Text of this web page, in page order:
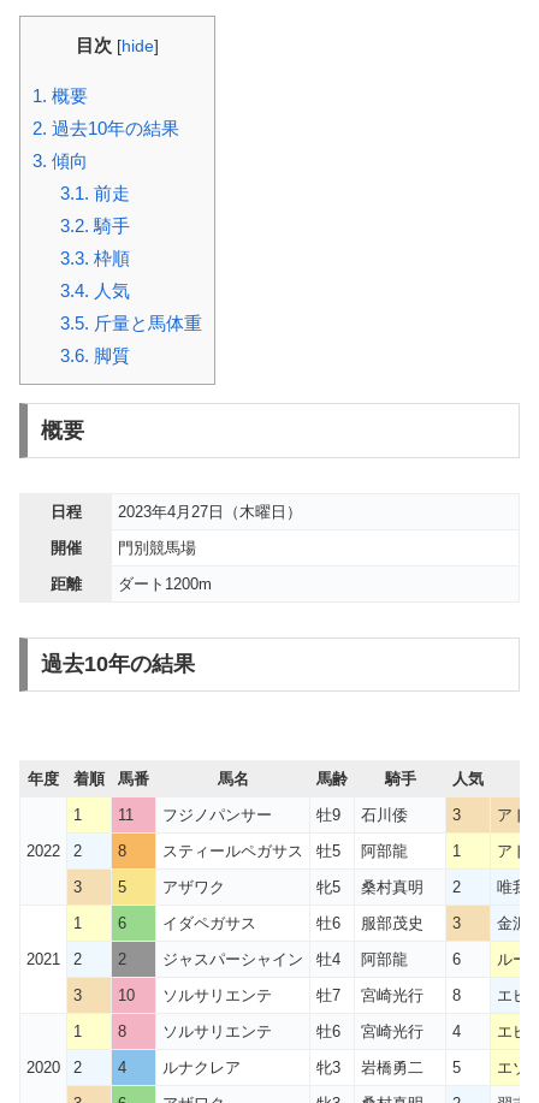
目次 [hide]
1. 概要
2. 過去10年の結果
3. 傾向
3.1. 前走
3.2. 騎手
3.3. 枠順
3.4. 人気
3.5. 斤量と馬体重
3.6. 脚質
概要
日程
2023年4月27日（木曜日）
開催
門別競馬場
距離
ダート1200m
過去10年の結果
年度 着順 馬番 馬名 馬齢 騎手 人気
2022
1 11 フジノパンサー 牡9 石川倭 3
アド
2
8 スティールペガサス 牡5 阿部龍 1
アド
3
5 アザワク 牝5 桑村真明 2 唯我
2021
1 6 イダペガサス 牡6 服部茂史 3
金沢
2
2 ジャスパーシャイン 牡4 阿部龍 6
ルー
3
10 ソルサリエンテ 牡7 宮崎光行 8 エピ
2020
1 8 ソルサリエンテ 牡6 宮崎光行 4
エピ
2
4 ルナクレア 牝3 岩橋勇二 5
エゾ